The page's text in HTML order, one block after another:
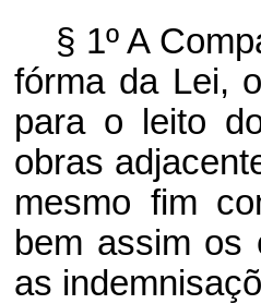
§ 1º A
fórma da Lei,
para o leito
obras
mesmo fim
bem assim os
as